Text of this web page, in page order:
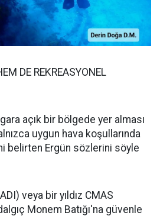
DE REKREASYONEL
açık bir bölgede yer alması
uygun hava koşullarında
belirten Ergün sözlerini söyle
veya bir yıldız CMAS
Monem Batığı'na güvenle